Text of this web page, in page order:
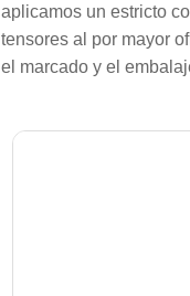
aplicamos un estricto
tensores al por mayor
el marcado y el